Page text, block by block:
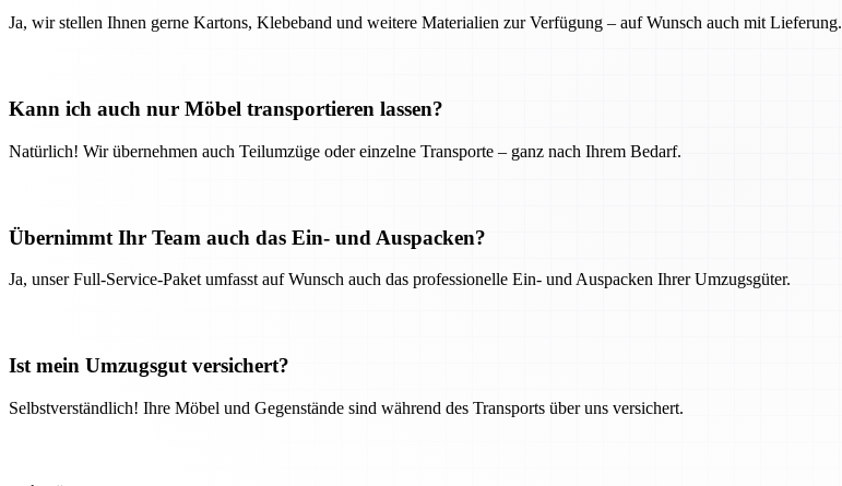
Ja, wir stellen Ihnen gerne Kartons, Klebeband und weitere Materialien zur Verfügung – auf Wunsch auch mit Lieferung.
Kann ich auch nur Möbel transportieren lassen?
Natürlich! Wir übernehmen auch Teilumzüge oder einzelne Transporte – ganz nach Ihrem Bedarf.
Übernimmt Ihr Team auch das Ein- und Auspacken?
Ja, unser Full-Service-Paket umfasst auf Wunsch auch das professionelle Ein- und Auspacken Ihrer Umzugsgüter.
Ist mein Umzugsgut versichert?
Selbstverständlich! Ihre Möbel und Gegenstände sind während des Transports über uns versichert.